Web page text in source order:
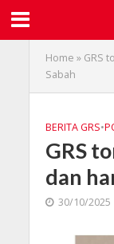
Home » GRS
Sabah
BERITA GRS•
GRS
dan
30/10/2025